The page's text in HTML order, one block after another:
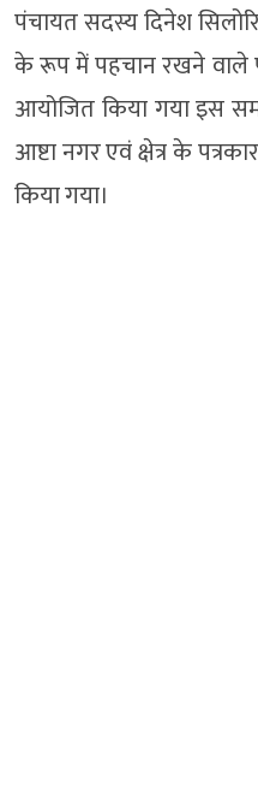
पंचायत सदस्य दिनेश
के रूप में पहचान रखने वाले
आयोजित किया गया इस
आष्टा नगर एवं क्षेत्र के
किया गया।